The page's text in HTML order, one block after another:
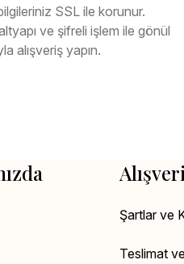
SSL ile korunur.
ve şifreli işlem ile gönül
alışveriş yapın.
Şartlar ve
Teslimat